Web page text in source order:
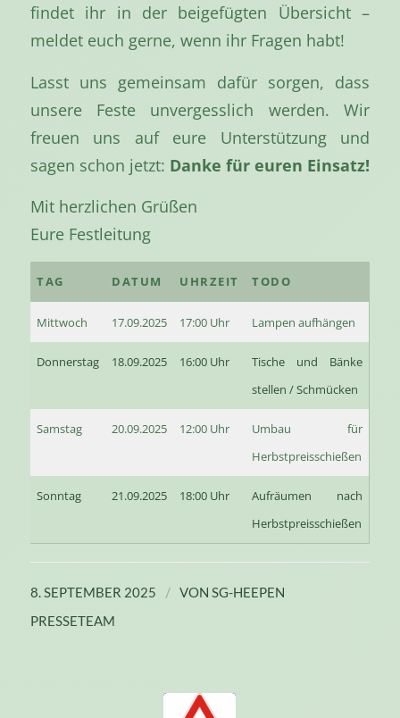
findet ihr in der beigefügten Übersicht –
meldet euch gerne, wenn ihr Fragen habt!
Lasst uns gemeinsam dafür sorgen, dass
unsere Feste unvergesslich werden. Wir
freuen uns auf eure Unterstützung und
sagen schon jetzt: Danke für euren Einsatz!
Mit herzlichen Grüßen
Eure Festleitung
TAG DATUM UHRZEIT TODO
Mittwoch 17.09.2025 17:00 Uhr Lampen aufhängen
Donnerstag 18.09.2025 16:00 Uhr
Tische und Bänke
stellen / Schmücken
Samstag 20.09.2025 12:00 Uhr
Umbau für
Herbstpreisschießen
Sonntag 21.09.2025 18:00 Uhr
Aufräumen nach
Herbstpreisschießen
8. SEPTEMBER 2025 / VON SG-HEEPEN
PRESSETEAM